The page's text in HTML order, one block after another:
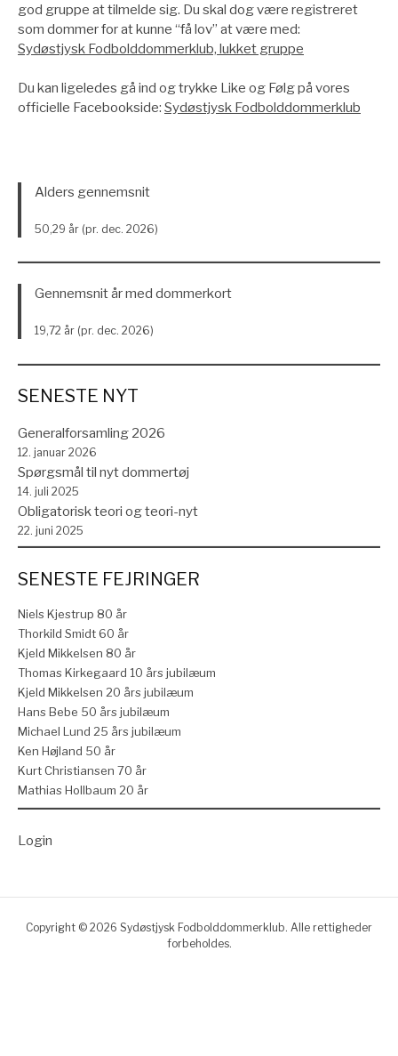
god gruppe at tilmelde sig. Du skal dog være registreret
som dommer for at kunne “få lov” at være med:
Sydøstjysk Fodbolddommerklub, lukket gruppe
Du kan ligeledes gå ind og trykke Like og Følg på vores
officielle Facebookside: Sydøstjysk Fodbolddommerklub
Alders gennemsnit
50,29 år (pr. dec. 2026)
Gennemsnit år med dommerkort
19,72 år (pr. dec. 2026)
SENESTE NYT
Generalforsamling 2026
12. januar 2026
Spørgsmål til nyt dommertøj
14. juli 2025
Obligatorisk teori og teori-nyt
22. juni 2025
SENESTE FEJRINGER
Niels Kjestrup 80 år
Thorkild Smidt 60 år
Kjeld Mikkelsen 80 år
Thomas Kirkegaard 10 års jubilæum
Kjeld Mikkelsen 20 års jubilæum
Hans Bebe 50 års jubilæum
Michael Lund 25 års jubilæum
Ken Højland 50 år
Kurt Christiansen 70 år
Mathias Hollbaum 20 år
Login
Copyright © 2026 Sydøstjysk Fodbolddommerklub. Alle rettigheder
forbeholdes.